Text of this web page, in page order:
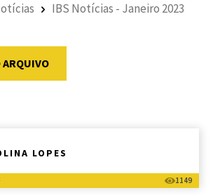
IBS Notícias - Janeiro 2023
LOPES
1149